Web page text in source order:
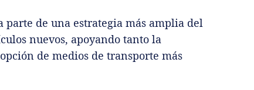
de una estrategia más amplia del
nuevos, apoyando tanto la
de medios de transporte más